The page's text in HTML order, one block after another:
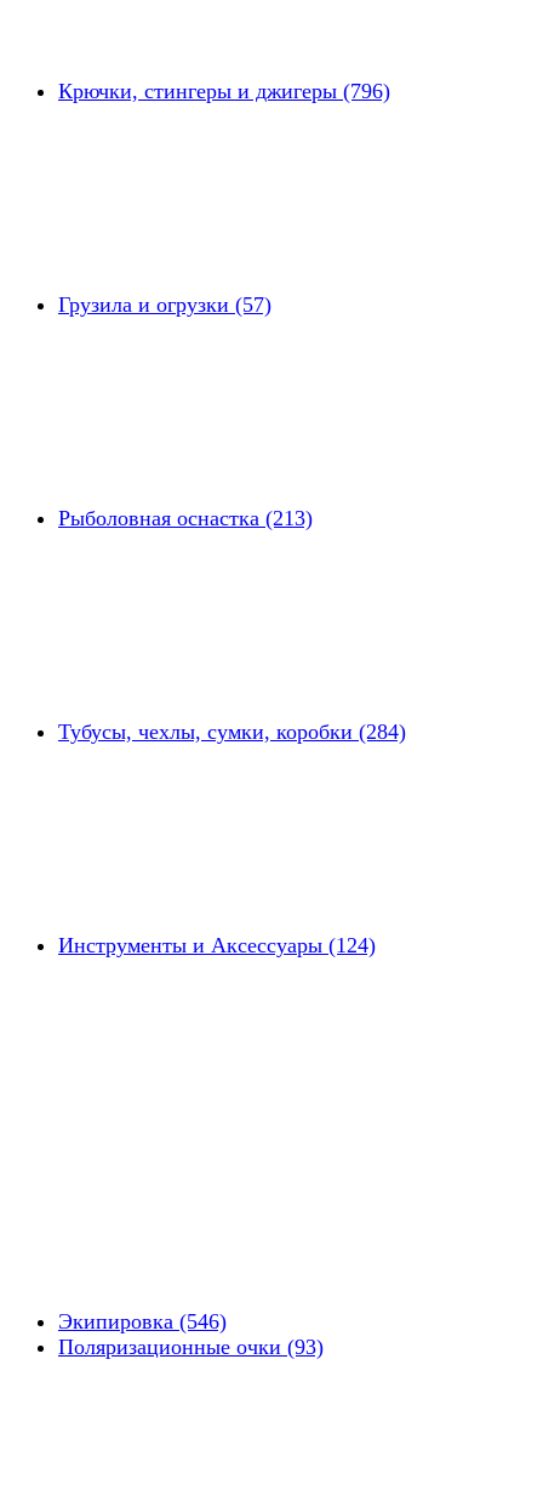
Крючки, стингеры и джигеры (796)
Грузила и огрузки (57)
Рыболовная оснастка (213)
Тубусы, чехлы, сумки, коробки (284)
Инструменты и Аксессуары (124)
Экипировка (546)
Поляризационные очки (93)